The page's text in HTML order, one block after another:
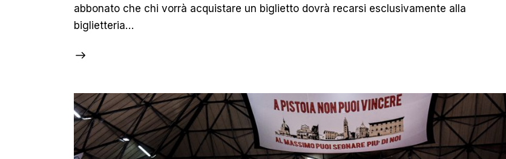
abbonato che chi vorrà acquistare un biglietto dovrà recarsi esclusivamente alla
biglietteria…